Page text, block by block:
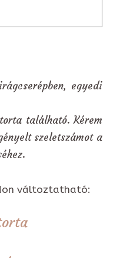
egyedi
található. Kérem
szeletszámot a
változtatható: